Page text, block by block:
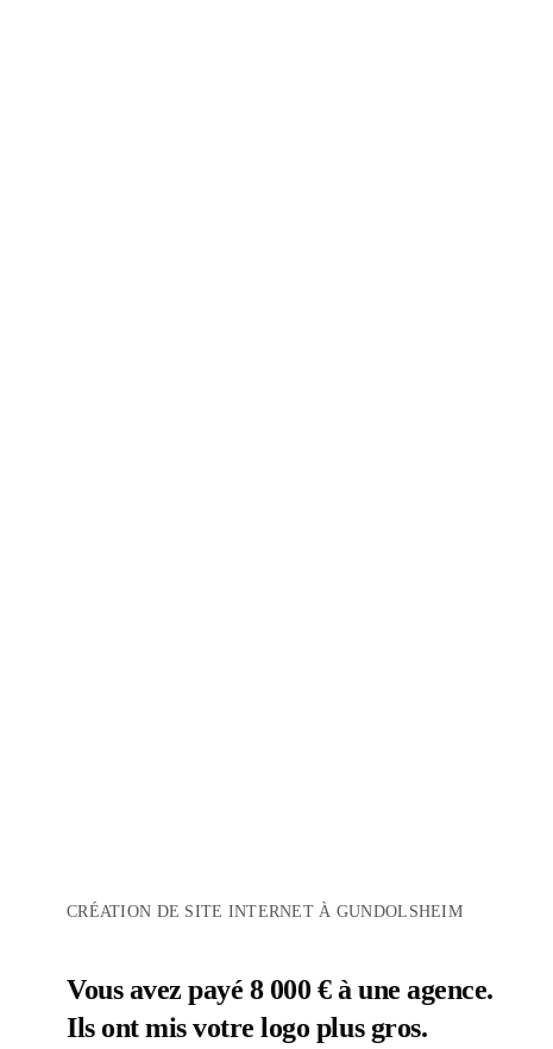
CRÉATION DE SITE INTERNET À GUNDOLSHEIM
Vous avez payé 8 000 € à une agence.
Ils ont mis votre logo plus gros.